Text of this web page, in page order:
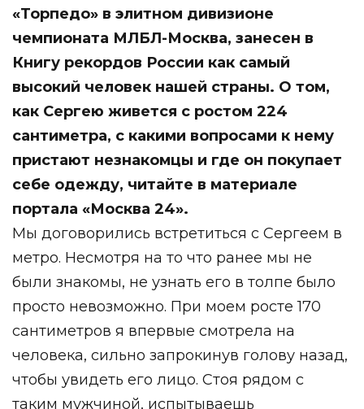
«Торпедо» в элитном дивизионе
чемпионата МЛБЛ-Москва, занесен в
Книгу рекордов России как самый
высокий человек нашей страны. О том,
как Сергею живется с ростом 224
сантиметра, с какими вопросами к нему
пристают незнакомцы и где он покупает
себе одежду, читайте в материале
портала «Москва 24».
Мы договорились встретиться с Сергеем в
метро. Несмотря на то что ранее мы не
были знакомы, не узнать его в толпе было
просто невозможно. При моем росте 170
сантиметров я впервые смотрела на
человека, сильно запрокинув голову назад,
чтобы увидеть его лицо. Стоя рядом с
таким мужчиной, испытываешь